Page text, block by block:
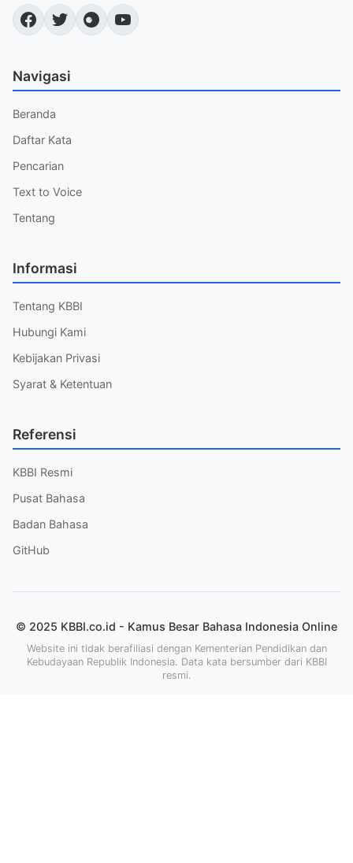
Navigasi
Beranda
Daftar Kata
Pencarian
Text to Voice
Tentang
Informasi
Tentang KBBI
Hubungi Kami
Kebijakan Privasi
Syarat & Ketentuan
Referensi
KBBI Resmi
Pusat Bahasa
Badan Bahasa
GitHub
© 2025 KBBI.co.id - Kamus Besar Bahasa Indonesia Online
Website ini tidak berafiliasi dengan Kementerian Pendidikan dan
Kebudayaan Republik Indonesia. Data kata bersumber dari KBBI
resmi.